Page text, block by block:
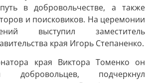
в добровольчестве, а также
и поисковиков. На церемонии
выступил заместитель
края Игорь Степаненко.
края Виктора Томенко он
добровольцев, подчеркнул